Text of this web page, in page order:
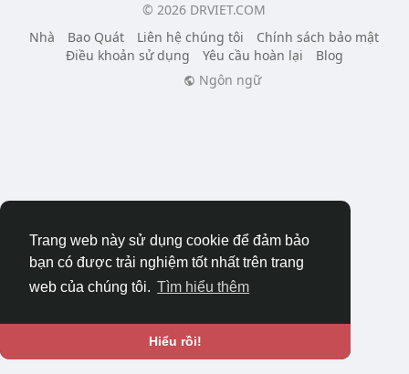
Trang web này sử dụng cookie để đảm bảo
bạn có được trải nghiệm tốt nhất trên trang
web của chúng tôi. Tìm hiểu thêm
Hiểu rồi!
© 2026 DRVIET.COM
Nhà
Bao Quát Liên hệ chúng tôi
Chính sách bảo mật
Điều khoản sử dụng
Yêu cầu hoàn lại
Blog
Ngôn ngữ